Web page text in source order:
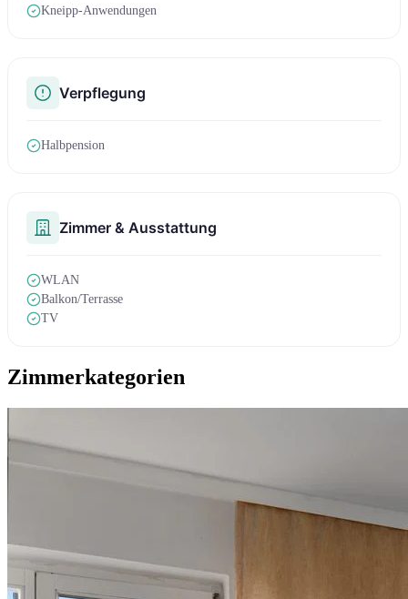
Kneipp-Anwendungen
Verpflegung
Halbpension
Zimmer & Ausstattung
WLAN
Balkon/Terrasse
TV
Zimmerkategorien